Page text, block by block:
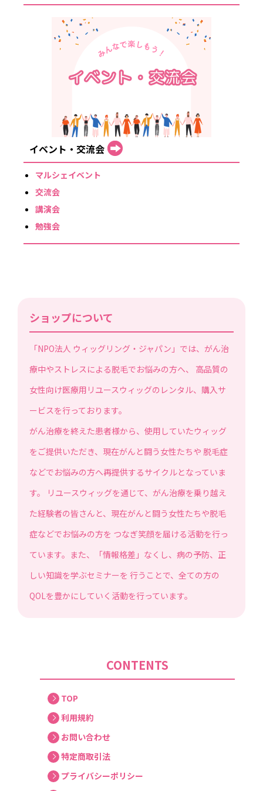
イベント・交流会
マルシェイベント
交流会
講演会
勉強会
ショップについて
「NPO法人 ウィッグリング・ジャパン」では、がん治
療中やストレスによる脱毛でお悩みの方へ、 高品質の
女性向け医療用リユースウィッグのレンタル、購入サ
ービスを行っております。
がん治療を終えた患者様から、使用していたウィッグ
をご提供いただき、現在がんと闘う女性たちや 脱毛症
などでお悩みの方へ再提供するサイクルとなっていま
す。 リユースウィッグを通じて、がん治療を乗り越え
た経験者の皆さんと、現在がんと闘う女性たちや脱毛
症などでお悩みの方を つなぎ笑顔を届ける活動を行っ
ています。また、「情報格差」なくし、病の予防、正
しい知識を学ぶセミナーを 行うことで、全ての方の
QOLを豊かにしていく活動を行っています。
CONTENTS
TOP
利用規約
お問い合わせ
特定商取引法
プライバシーポリシー